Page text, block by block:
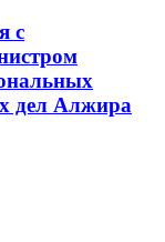
с
дел Алжира